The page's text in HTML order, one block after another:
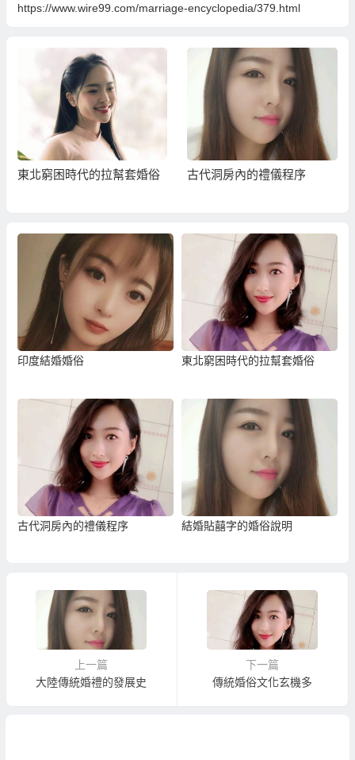
https://www.wire99.com/marriage-encyclopedia/379.html
東北窮困時代的拉幫套婚俗 古代洞房內的禮儀程序
印度結婚婚俗 東北窮困時代的拉幫套婚俗
古代洞房內的禮儀程序 結婚貼囍字的婚俗說明
上一篇
大陸傳統婚禮的發展史
下一篇
傳統婚俗文化玄機多